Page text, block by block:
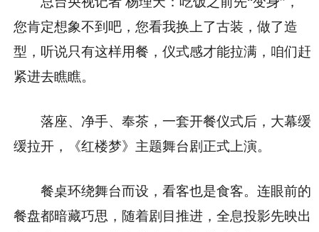
您肯定想象不到吧，您看我换上了古装，做了造
型，听说只有这样用餐，仪式感才能拉满，咱们赶
紧进去瞧瞧。
落座、净手、奉茶，一套开餐仪式后，大幕缓
缓拉开，《红楼梦》主题舞台剧正式上演。
餐桌环绕舞台而设，看客也是食客。连眼前的
餐盘都暗藏巧思，随着剧目推进，全息投影先映出